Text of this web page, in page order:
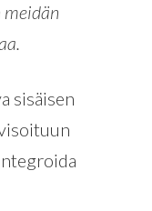
sisäisen